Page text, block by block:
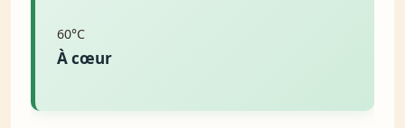
60°C
À cœur